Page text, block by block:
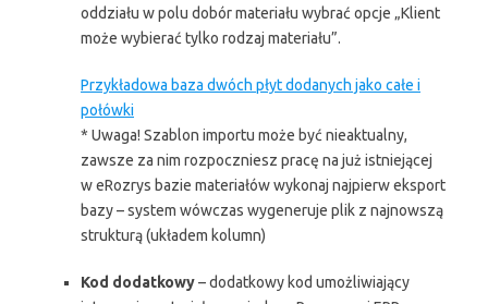
oddziału w polu dobór materiału wybrać opcje „Klient
może wybierać tylko rodzaj materiału”.
Przykładowa baza dwóch płyt dodanych jako całe i
połówki
* Uwaga! Szablon importu może być nieaktualny,
zawsze za nim rozpoczniesz pracę na już istniejącej
w eRozrys bazie materiałów wykonaj najpierw eksport
bazy – system wówczas wygeneruje plik z najnowszą
strukturą (układem kolumn)
Kod dodatkowy– dodatkowy kod umożliwiający